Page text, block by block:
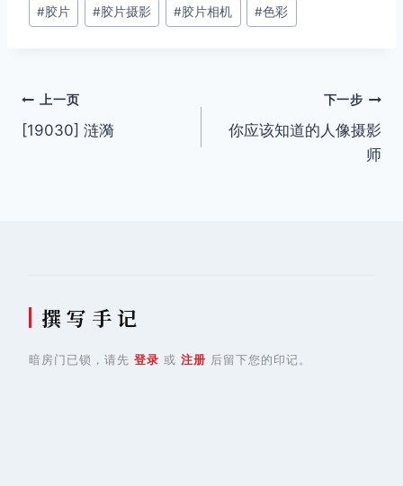
标
#胶片 #胶片摄影 #胶片相机 #色彩
文
章
上一页
[19030] 涟漪
下一步
你应该知道的人像摄影
师
撰 写 手 记
暗房门已锁，请先 登录 或 注册 后留下您的印记。